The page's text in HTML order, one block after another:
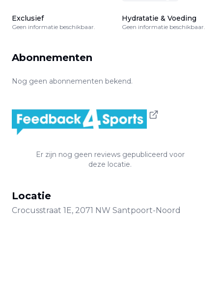
Exclusief
Geen informatie beschikbaar.
Hydratatie & Voeding
Geen informatie beschikbaar.
Abonnementen
Nog geen abonnementen bekend.
Er zijn nog geen reviews gepubliceerd voor
deze locatie.
Locatie
Crocusstraat 1E, 2071 NW Santpoort-Noord